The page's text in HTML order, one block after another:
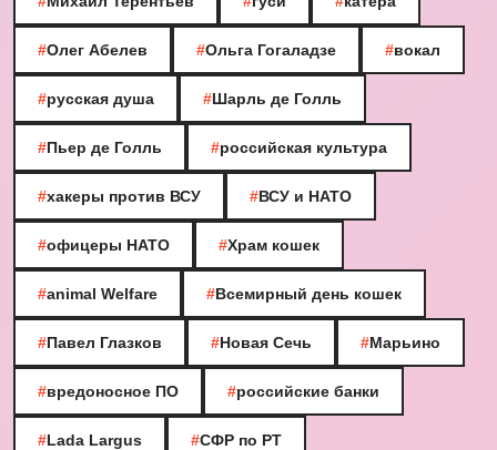
#Олег Абелев #Ольга Гогаладзе #вокал
#русская душа #Шарль де Голль
#Пьер де Голль #российская культура
#хакеры против ВСУ #ВСУ и НАТО
#офицеры НАТО #Храм кошек
#animal Welfare #Всемирный день кошек
#Павел Глазков #Новая Сечь #Марьино
#вредоносное ПО #российские банки
#Lada Largus #СФР по РТ